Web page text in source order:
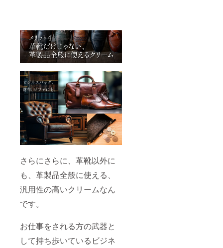
さらにさらに、革靴以外に
も、革製品全般に使える、
汎用性の高いクリームなん
です。
お仕事をされる方の武器と
して持ち歩いているビジネ